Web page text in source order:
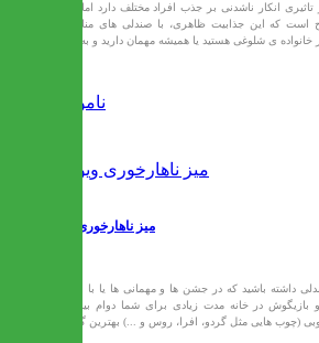
انکار ناشدنی بر جذب افراد مختلف دارد اما تنها
است که این جذابیت ظاهری، با صندلی های مناسب
ناموجود
میز ناهارخوری ویونا
داشته باشید که در جشن ها و مهمانی ها یا با وجود
در خانه مدت زیادی برای شما دوام بیاورد،